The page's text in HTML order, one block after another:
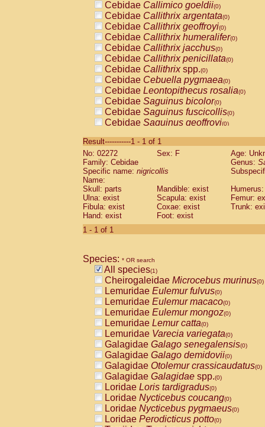
Cebidae Callimico goeldii(0)
Cebidae Callithrix argentata(0)
Cebidae Callithrix geoffroyi(0)
Cebidae Callithrix humeralifer(0)
Cebidae Callithrix jacchus(0)
Cebidae Callithrix penicillata(0)
Cebidae Callithrixspp.(0)
Cebidae Cebuella pygmaea(0)
Cebidae Leontopithecus rosalia(0)
Cebidae Saguinus bicolor(0)
Cebidae Saguinus fuscicollis(0)
Cebidae Saguinus geoffroyi(0)
CebidaeSaguinus labiatus(0)
Cebidae Saguinus leucopus (0)
Cebidae
CebidaeSaguinus mystax
Cebidae Saguinus nigricollis (1)
Cebidae Saguinus oedipus
Cebidae Saguinus weddelli
Cebidae Saguinusspp.
Cebidae
CebidaeCebus capucinus
CebidaeCebus nigrivittatus
CebidaeCebus spp.(0)
CebidaeSaimiri boliviensis(0)
CebidaeSaimiri sciureus(0)
AtelidaeAlouatta caraya(0)
AtelidaeAlouatta fusca(0)
AtelidaeAlouatta seniculus(0)
AtelidaeAlouattaspp.(0)
AtelidaeAteles belzebuth(0)
AtelidaeAteles geoffroyi(0)
AtelidaeAteles paniscus(0)
AtelidaeAtelesspp.(0)
AtelidaeLagothrix lagothricha(0)
AtelidaeLagothrix lagothricha cana
PitheciidaeCacajao calvus
Result-----------1 - 1 of 1
No: 02272
Sex: F
Age:
Family: Cebidae
Genus:
Specific name: nigricollis
Name:
Skull: parts
Mandible: exist
Ulna: exist
Scapula: exist
Femur:
Fibula: exist
Coxae: exist
Trunk:
Hand: exist
Foot: exist
1 - 1 of 1
Species: * OR search
All species(1)
Cheirogaleidae Microcebus murinus(0)
Lemuridae Eulemur fulvus(0)
Lemuridae Eulemur macaco(0)
Lemuridae Eulemur mongoz(0)
Lemuridae Lemur catta(0)
Lemuridae Varecia variegata(0)
Galagidae Galago senegalensis(0)
Galagidae Galago demidovii(0)
Galagidae Otolemur crassicaudatus(0)
Galagidae Galagidae spp.(0)
Loridae Loris tardigradus(0)
Loridae Nycticebus coucang(0)
Loridae Nycticebus pygmaeus(0)
Loridae Perodicticus potto(0)